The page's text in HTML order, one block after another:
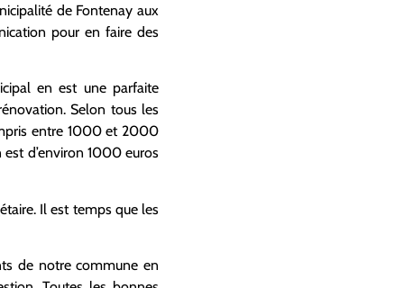
de Fontenay aux
pour en faire des
en est une parfaite
Selon tous les
entre 1000 et 2000
d’environ 1000 euros
Il est temps que les
de notre commune en